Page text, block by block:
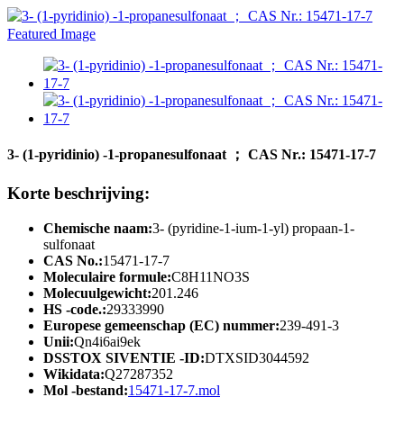
3- (1-pyridinio) -1-propanesulfonaat ； CAS Nr.: 15471-17-7
Korte beschrijving:
Chemische naam:3- (pyridine-1-ium-1-yl) propaan-1-
sulfonaat
CAS No.:15471-17-7
Moleculaire formule:C8H11NO3S
Molecuulgewicht:201.246
HS -code.:29333990
Europese gemeenschap (EC) nummer:239-491-3
Unii:Qn4i6ai9ek
DSSTOX SIVENTIE -ID:DTXSID3044592
Wikidata:Q27287352
Mol -bestand:15471-17-7.mol